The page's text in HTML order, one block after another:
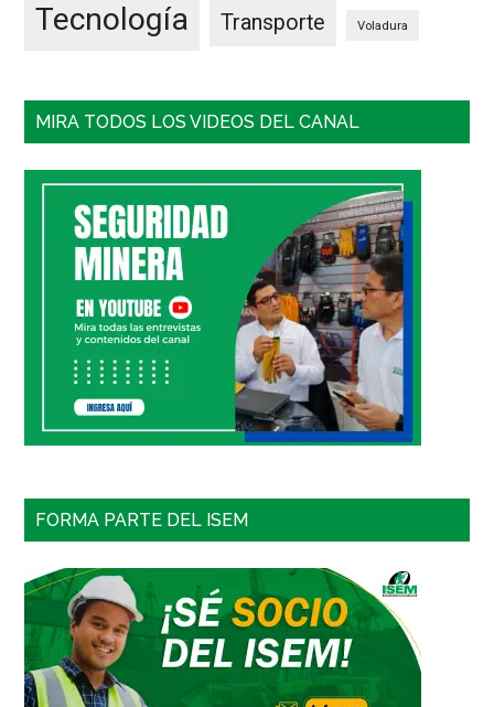
Tecnología Transporte Voladura
MIRA TODOS LOS VIDEOS DEL CANAL
FORMA PARTE DEL ISEM